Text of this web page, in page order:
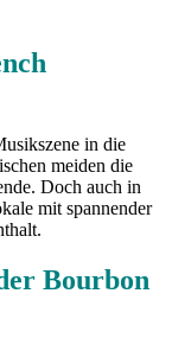
in die
meiden die
Doch auch in
mit spannender
Bourbon